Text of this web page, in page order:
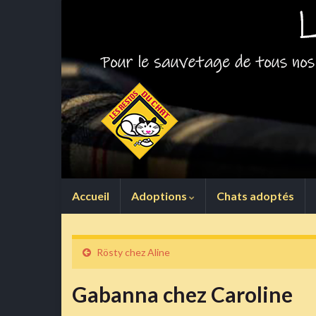
Accueil Adoptions Chats adoptés
Rösty chez Aline
Gabanna chez Caroline